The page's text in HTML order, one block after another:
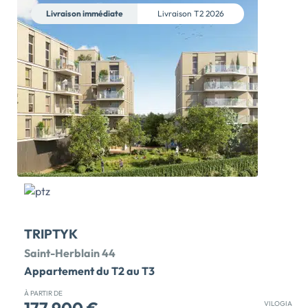
place notre nouvelle résidence. Baignés de lumière
naturelle, les appartements du 2 au 4 pièces, sont tous
prolongés par un espace extérieur bien exposé et
profitent pour la plupart d_une double orientation.
Répartis sur 3 petits bâtiments de 2 étages seulement,
ils bénéficient d'un accès facile au périphérique et aux
transports (bus, voie cyclable). Une situation idéale
pour une vie […] Voir le programme immobilier neuf >>
Livraison immédiate Livraison T2 2026
TRIPTYK
Saint-Herblain 44
Appartement du T2 au T3
À PARTIR DE
VILOGIA